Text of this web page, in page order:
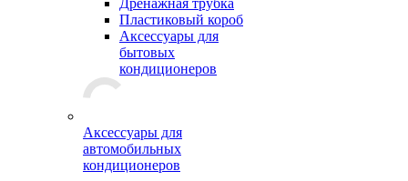
Дренажная трубка
Пластиковый короб
Аксессуары для
бытовых
кондиционеров
Аксессуары для
автомобильных
кондиционеров